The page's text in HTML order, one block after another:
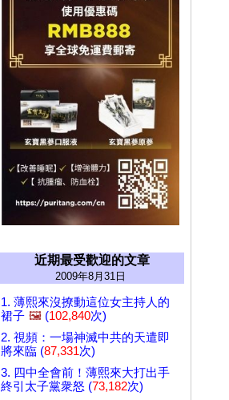
近期最受歡迎的文章
2009年8月31日
1. 薄熙來沒撩動這位女主持人的
裙子 🖼️ (102,840次)
2. 視頻：一場神滅中共的天遣即
將來臨 (87,331次)
3. 四中全會前！薄熙來大打出手
終引太子黨衆怒 (73,182次)